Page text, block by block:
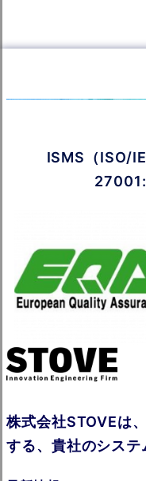
ISMS（ISO/
株式会社STOVEは
する、貴社のシステ